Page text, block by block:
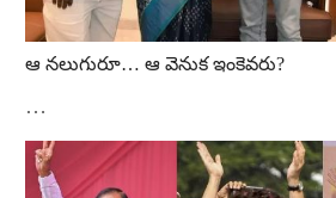
ఆ నలుగురూ… ఆ వెనుక ఇంకెవరు?
…